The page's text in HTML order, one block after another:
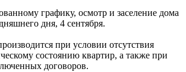
графику, осмотр и заселение дома
дня, 4 сентября.
при условии отсутствия
состоянию квартир, а также при
договоров.